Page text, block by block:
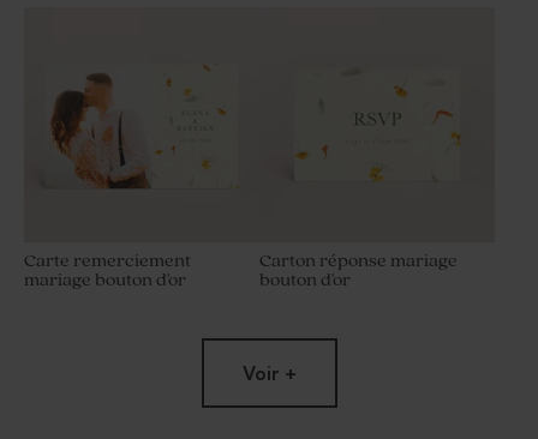
Carte remerciement
mariage bouton d'or
Carton réponse mariage
bouton d'or
Voir +